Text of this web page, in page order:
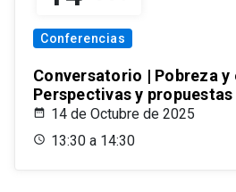
Conferencias
Conversatorio | Pobreza
Perspectivas y propuestas
14 de Octubre de 2025
13:30 a 14:30